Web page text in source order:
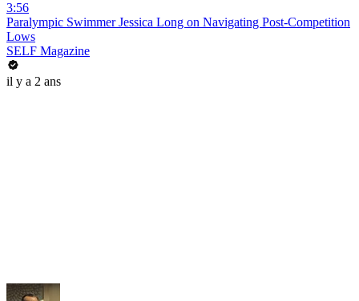
3:56
Paralympic Swimmer Jessica Long on Navigating Post-Competition
Lows
SELF Magazine
il y a 2 ans